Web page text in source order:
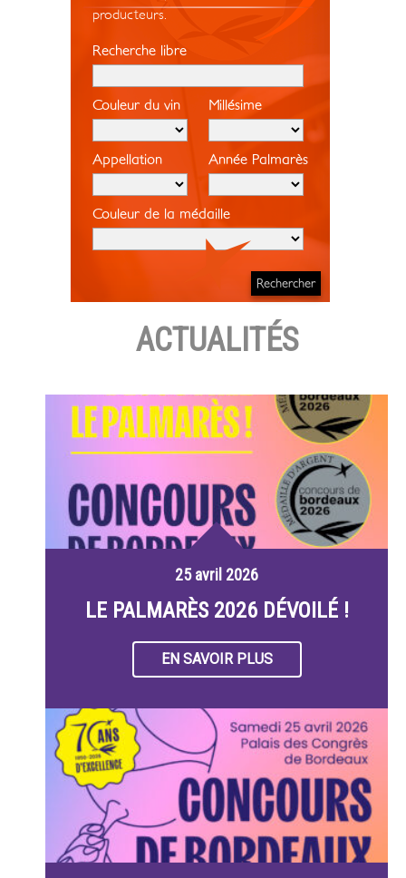
producteurs.
Recherche libre
Couleur du vin Millésime
Appellation Année Palmarès
Couleur de la médaille
ACTUALITÉS
25 avril 2026
LE PALMARÈS 2026 DÉVOILÉ !
EN SAVOIR PLUS